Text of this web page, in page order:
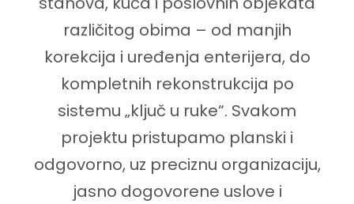
različitog obima – od manjih
korekcija i uređenja enterijera, do
kompletnih rekonstrukcija po
sistemu „ključ u ruke“. Svakom
projektu pristupamo planski i
odgovorno, uz preciznu organizaciju,
jasno dogovorene uslove i